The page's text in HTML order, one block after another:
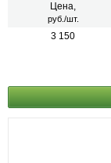
Цена,
руб./шт.
3 150